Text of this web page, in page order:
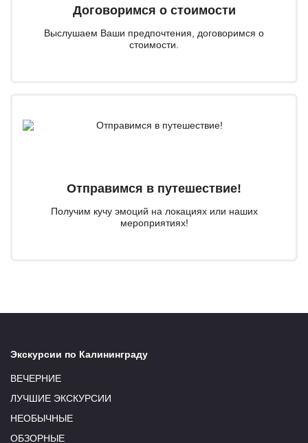
Договоримся о стоимости
Выслушаем Ваши предпочтения, договоримся о
стоимости.
Отправимся в путешествие!
Получим кучу эмоций на локациях или наших
мероприятиях!
Экскурсии по Калининграду
ВЕЧЕРНИЕ
ЛУЧШИЕ ЭКСКУРСИИ
НЕОБЫЧНЫЕ
ОБЗОРНЫЕ